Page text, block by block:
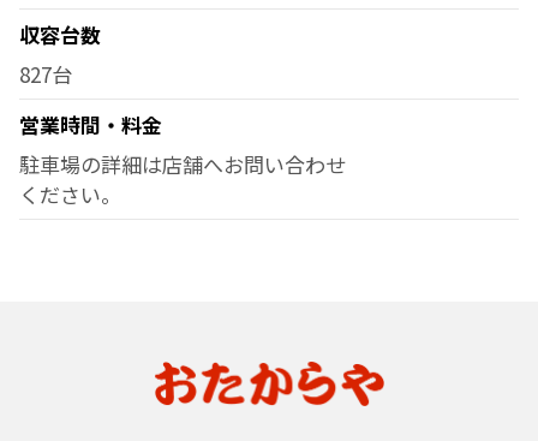
収容台数
827台
営業時間・料金
駐車場の詳細は店舗へお問い合わせ
ください。